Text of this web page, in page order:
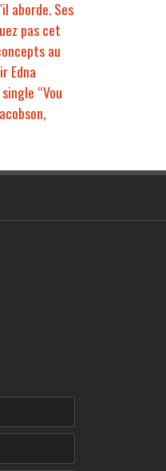
aborde. Ses
pas cet
au
Edna
“Vou